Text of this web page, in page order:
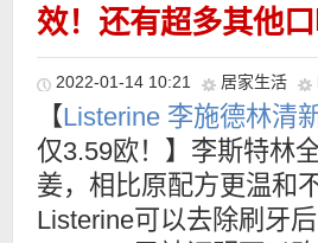
效！还有超多其他口
2022-01-14 10:21 居家生活
【Listerine 李施德林清
仅3.59欧！】李斯特林
姜，相比原配方更温和
Listerine可以去除刷牙